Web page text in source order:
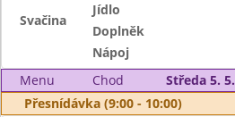
Svačina
Jídlo
Doplněk
Nápoj
Menu
Chod
Středa 5.
Přesnídávka (9:00 - 10:00)